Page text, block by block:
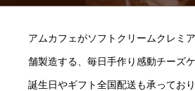
アムカフェがソフトクリームクレミ
舗製造する、毎日手作り感動チーズ
誕生日やギフト全国配送も承っており